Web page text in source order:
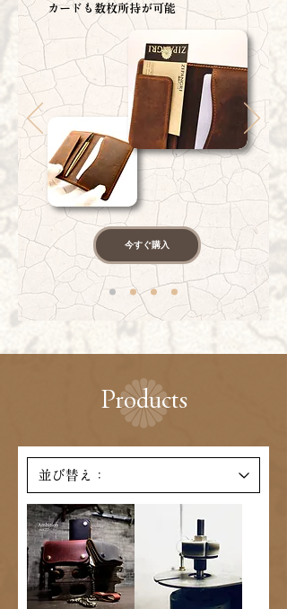
​カードも数枚所持が可能
今すぐ購入
Products